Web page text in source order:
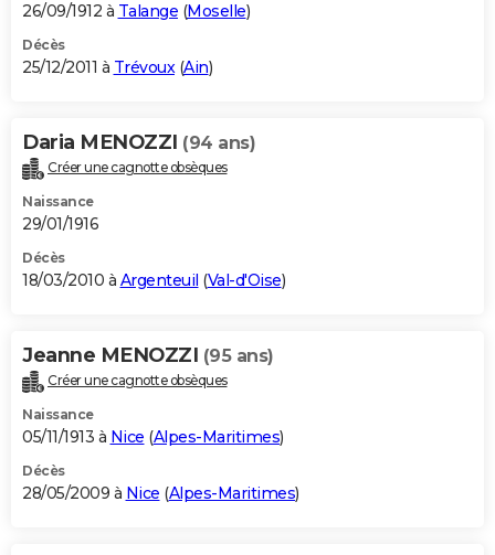
26/09/1912 à Talange (Moselle)
Décès
25/12/2011 à Trévoux(Ain)
Daria MENOZZI (94 ans)
Créer une cagnotte obsèques
Naissance
29/01/1916
Décès
18/03/2010 à Argenteuil (Val-d'Oise)
Jeanne MENOZZI (95 ans)
Créer une cagnotte obsèques
Naissance
05/11/1913 à Nice (Alpes-Maritimes)
Décès
28/05/2009 à Nice (Alpes-Maritimes)